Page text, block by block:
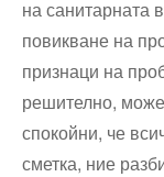
на санитарната
повикване на
признаци на
решително,
спокойни, че
сметка, ние